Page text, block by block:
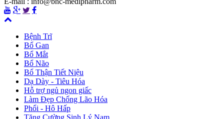
Bệnh Trĩ
Bổ Gan
Bổ Mắt
Bổ Não
Bổ Thận Tiết Niệu
Dạ Dày - Tiêu Hóa
Hỗ trợ ngủ ngon giấc
Làm Đẹp Chống Lão Hóa
Phổi - Hô Hấp